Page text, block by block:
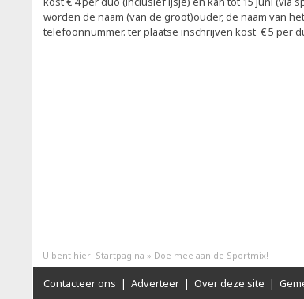
worden de naam (van de groot)ouder, de naam van
telefoonnummer. ter plaatse inschrijven kost € 5 per
U bent hier: Startpagina » Doe mee aan de Sportmix!
Contacteer ons | Adverteer | Over deze site |